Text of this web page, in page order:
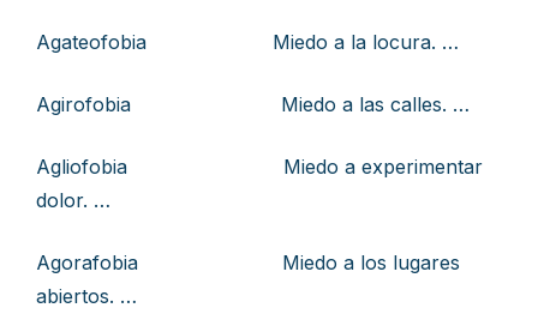
Agateofobia Miedo a la locura. …
Agirofobia Miedo a las calles. …
Agliofobia Miedo a experimentar
dolor. …
Agorafobia Miedo a los lugares
abiertos. …